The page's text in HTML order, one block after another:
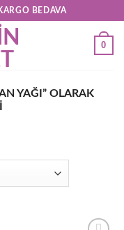
BEDAVA
0
YAĞI” OLARAK